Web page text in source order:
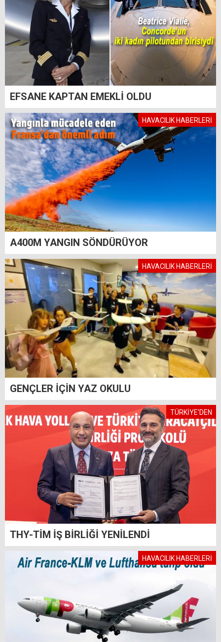
EFSANE KAPTAN EMEKLİ OLDU
HAVACILIK HABERLERİ
A400M YANGIN SÖNDÜRÜYOR
HAVACILIK HABERLERİ
GENÇLER İÇİN YAZ OKULU
TÜRKİYE'DEN
THY-TİM İŞ BİRLİĞİ YENİLENDİ
HAVACILIK HABERLERİ